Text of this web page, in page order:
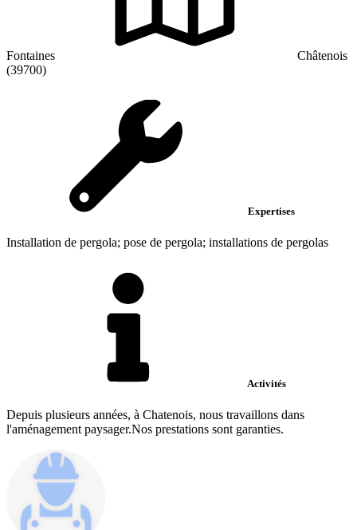
Fontaines
Châtenois
(39700)
Expertises
Installation de pergola; pose de pergola; installations de pergolas
Activités
Depuis plusieurs années, à Chatenois, nous travaillons dans
l'aménagement paysager.Nos prestations sont garanties.